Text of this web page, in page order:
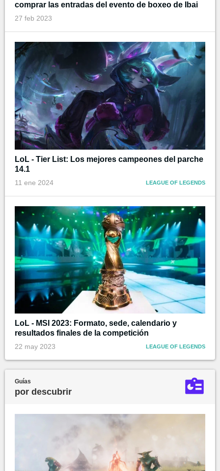
comprar las entradas del evento de boxeo de Ibai
27 feb 2023
LoL - Tier List: Los mejores campeones del parche
14.1
11 ene 2024 LEAGUE OF LEGENDS
LoL - MSI 2023: Formato, sede, calendario y
resultados finales de la competición
22 may 2023 LEAGUE OF LEGENDS
Guías
por descubrir